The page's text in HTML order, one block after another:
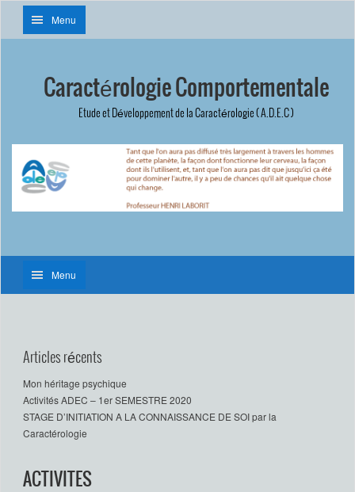
Menu
Caractérologie Comportementale
Etude et Développement de la Caractérologie ( A.D.E.C )
Menu
Articles récents
Mon héritage psychique
Activités ADEC – 1er SEMESTRE 2020
STAGE D’INITIATION A LA CONNAISSANCE DE SOI par la
Caractérologie
ACTIVITES